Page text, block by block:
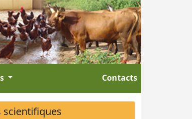
Contacts
scientifiques